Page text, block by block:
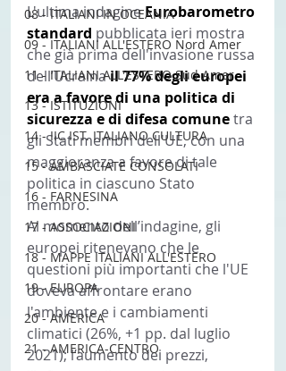
08 - ITALIANI IN OCEANIA
09 - ITALIANI ALL'ESTERO Nord Amer
11 - ITALIANI ALL'ESTERO Sud Amer
13 - ISTITUZIONI
14 - IIC IST. ITALIANO CULTURA
15 - AMBASCIATE CONSOLATI
16 - FARNESINA
17 - ASSOCIAZIONI
18 - MAPPE ITALIANI ALL'ESTERO
19 - EUROPA
20 - AMERICA
21 - AMERICA-CENTRO
L'ultima indagine Eurobarometro
standard pubblicata ieri mostra
che già prima dell'invasione russa
dell’Ucraina il 77% degli europei
era a favore di una politica di
sicurezza e di difesa comune tra
gli Stati membri dell'UE, con una
maggioranza a favore di tale
politica in ciascuno Stato
membro.
Al momento dell’indagine, gli
europei ritenevano che le
questioni più importanti che l'UE
doveva affrontare erano
l'ambiente e i cambiamenti
climatici (26%, +1 pp. dal luglio
2021); l’aumento dei prezzi,